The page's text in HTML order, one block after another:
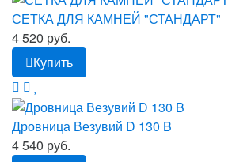
СЕТКА ДЛЯ КАМНЕЙ "СТАНДАРТ"
4 520 руб.
Купить
Дровница Везувий D 130 B
4 540 руб.